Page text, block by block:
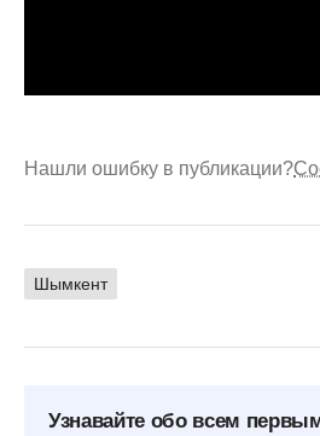
Нашли ошибку в публикации?
Шымкент
Узнавайте обо всем